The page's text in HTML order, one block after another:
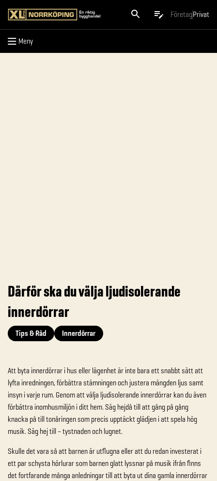
FöretagPrivat
Meny
Meny
Därför ska du välja ljudisolerande
innerdörrar
Tips & Råd Innerdörrar
Att byta innerdörrar i hus eller lägenhet är inte bara ett snabbt sätt att
lyfta inredningen, förbättra stämningen och justera mängden ljus samt
insyn i varje rum. Genom att välja ljudisolerande innerdörrar kan du även
förbättra inomhusmiljön i ditt hem. Säg hejdå till att gång på gång
knacka på till tonåringen som precis upptäckt glädjen i att spela hög
musik. Säg hej till – tystnaden och lugnet.
Skulle det vara så att barnen är utflugna eller att du redan investerat i
ett par schysta hörlurar som barnen glatt lyssnar på musik ifrån finns
det fortfarande många anledningar till att byta ut dina gamla innerdörrar